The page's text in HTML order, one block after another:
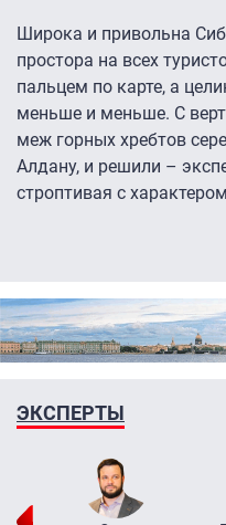
Широка и привольна
простора на всех
пальцем по карте, а
меньше и меньше. С
меж горных хребтов
Алдану, и решили –
строптивая с
ЭКСПЕРТЫ